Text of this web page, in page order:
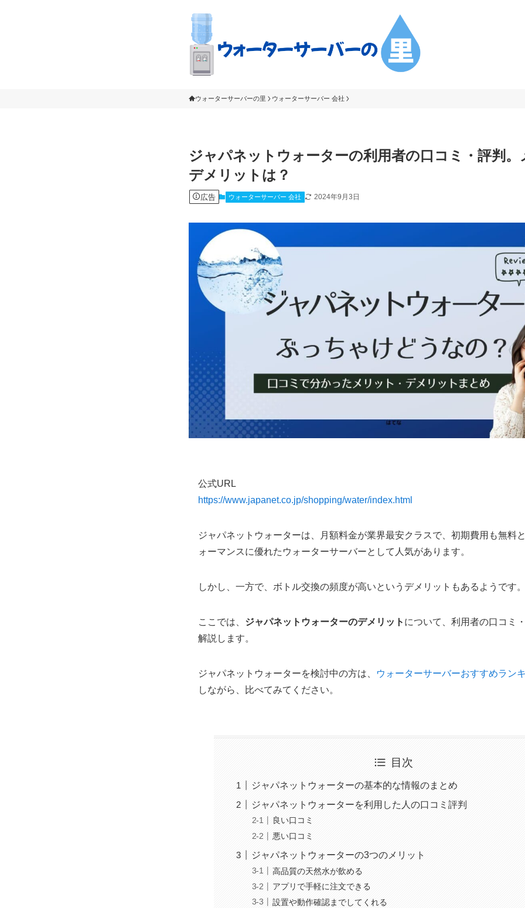
ウォーターサーバーの里 ウォーターサーバー 会社
ジャパネットウォーターの利用者の口コミ・評判。
デメリットは？
広告 ウォーターサーバー 会社 2024年9月3日
公式URL
https://www.japanet.co.jp/shopping/water/index.html
ジャパネットウォーターは、月額料金が業界最安クラスで、初期費用も無料
ォーマンスに優れたウォーターサーバーとして人気があります。
しかし、一方で、ボトル交換の頻度が高いというデメリットもあるようです
ここでは、 ジャパネットウォーターのデメリット について、利用者の口コミ
解説します。
ジャパネットウォーターを検討中の方は、
ウォーターサーバーおすすめラン
しながら、比べてみてください。
目次
ジャパネットウォーターの基本的な情報のまとめ
ジャパネットウォーターを利用した人の口コミ評判
良い口コミ
悪い口コミ
ジャパネットウォーターの3つのメリット
高品質の天然水が飲める
アプリで手軽に注文できる
設置や動作確認までしてくれる